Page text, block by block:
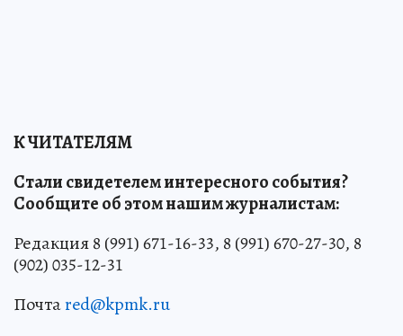
К ЧИТАТЕЛЯМ
Стали свидетелем интересного события?
Сообщите об этом нашим журналистам:
Редакция 8 (991) 671-16-33, 8 (991) 670-27-30, 8
(902) 035-12-31
Почтаred@kpmk.ru